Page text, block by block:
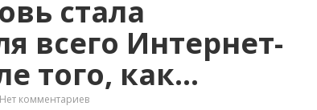
стала
всего Интернет-
того, как…
Нет комментариев